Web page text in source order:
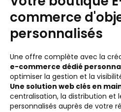
commerce
personnalisés
Une offre complète avec la
e-commerce dédié
optimiser la gestion et la
Une solution web clés en
centralisation, la distribution et
personnalisés auprès de votre